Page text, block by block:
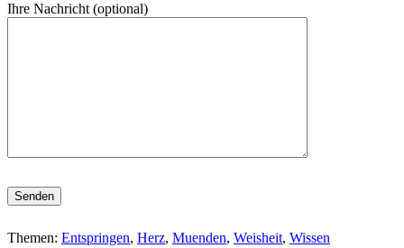
Ihre Nachricht (optional)
Bitte lasse dieses Feld leer.
Themen: Entspringen, Herz, Muenden, Weisheit, Wissen